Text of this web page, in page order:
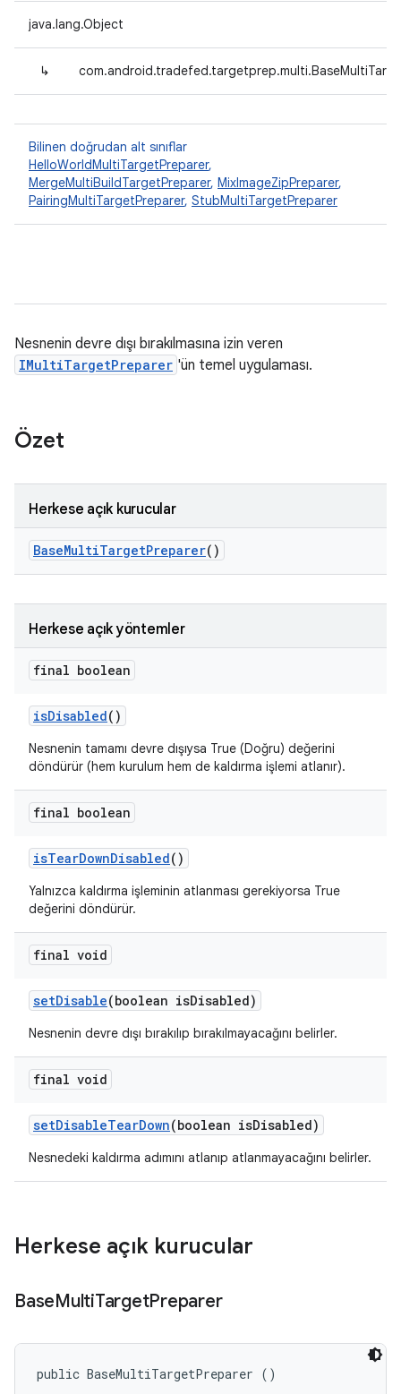
java.lang.Object
↳
Bilinen doğrudan alt sınıflar
HelloWorldMultiTargetPreparer,
MergeMultiBuildTargetPreparer, MixImageZipPreparer,
PairingMultiTargetPreparer, StubMultiTargetPreparer
Nesnenin devre dışı bırakılmasına izin veren
IMultiTargetPreparer 'ün temel uygulaması.
Özet
Herkese açık kurucular
BaseMultiTargetPreparer()
Herkese açık yöntemler
final boolean
isDisabled()
Nesnenin tamamı devre dışıysa True (Doğru) değerini
döndürür (hem kurulum hem de kaldırma işlemi atlanır).
final boolean
isTearDownDisabled()
Yalnızca kaldırma işleminin atlanması gerekiyorsa True
değerini döndürür.
final void
setDisable(boolean isDisabled)
Nesnenin devre dışı bırakılıp bırakılmayacağını belirler.
final void
setDisableTearDown(boolean isDisabled)
Nesnedeki kaldırma adımını atlanıp atlanmayacağını belirler.
Herkese açık kurucular
BaseMultiTargetPreparer
public BaseMultiTargetPreparer ()